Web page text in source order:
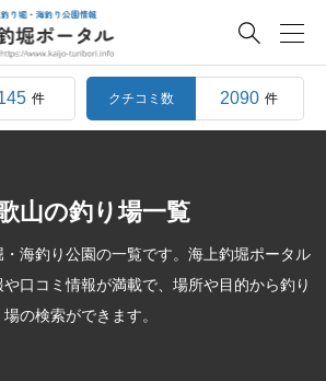

件 クチコミ数 2090 件
山の釣り場一覧
海釣り公園の一覧です。海上釣堀ポータル
口コミ情報が満載で、場所や目的から釣り
場の検索ができます。